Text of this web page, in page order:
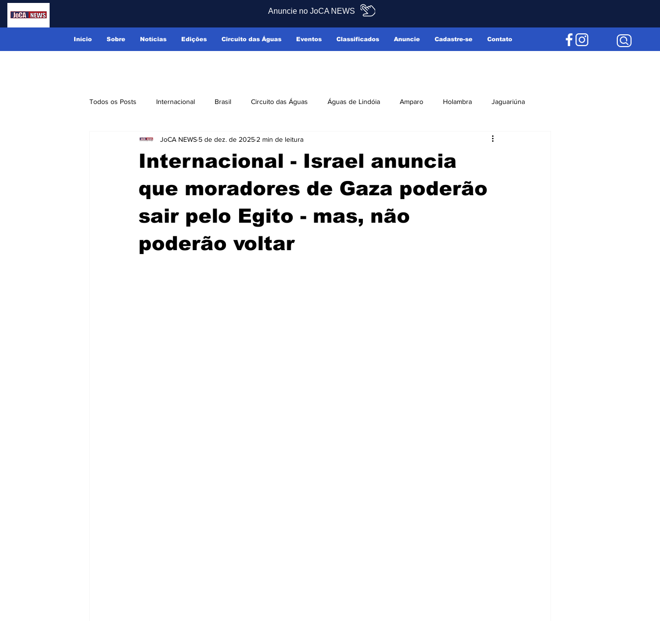
Início Sobre Notícias Edições Circuito das Águas Eventos Classificados Anuncie Cadastre-se Contato
Anuncie no JoCA NEWS
Todos os Posts Internacional Brasil Circuito das Águas Águas de Lindóia Amparo Holambra Jaguariúna
Monte Alegre do Sul Pedreira Serra Negra Editorial
Internacional - Israel anuncia
que moradores de Gaza poderão
sair pelo Egito - mas, não
poderão voltar
JoCA NEWS 5 de dez. de 2025 2 min de leitura